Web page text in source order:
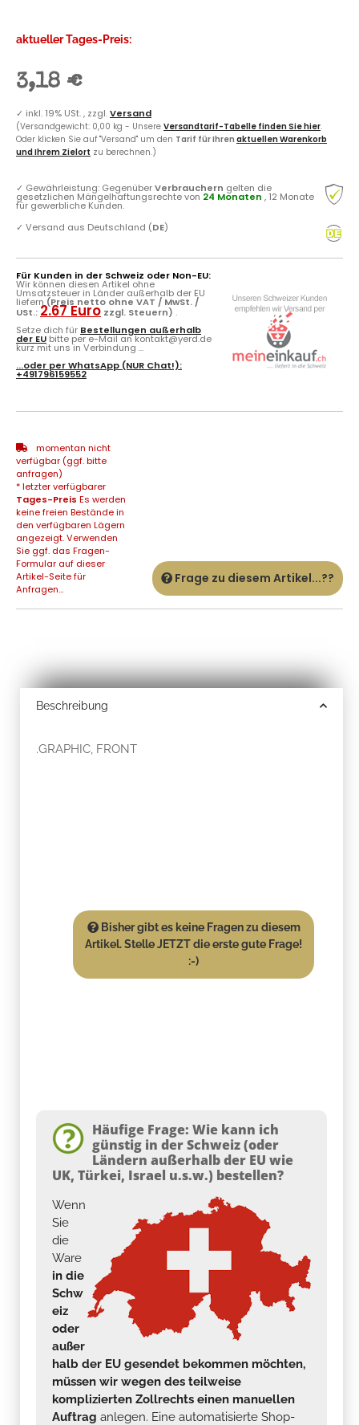
aktueller Tages-Preis:
3,18 €
✓ inkl. 19% USt. , zzgl.Versand
(Versandgewicht: 0,00 kg - Unsere Versandtarif-Tabelle finden Sie hier.
Oder klicken Sie auf "Versand" um den Tarif für Ihren aktuellen Warenkorb
und Ihrem Zielort zu berechnen.)
✓ Gewährleistung: GegenüberVerbrauchern gelten die
gesetzlichen Mängelhaftungsrechte von 24 Monaten , 12 Monate
für gewerbliche Kunden.
✓ Versand aus Deutschland (DE)
Für Kunden in der Schweiz oder Non-EU:
Wir können diesen Artikel ohne
Umsatzsteuer in Länder außerhalb der EU
liefern (Preis netto ohne VAT / MwSt. /
USt.: 2.67 Euro zzgl. Steuern) .
Setze dich für Bestellungen außerhalb
der EU bitte per e-Mail an kontakt@yerd.de
kurz mit uns in Verbindung ...
...oder perWhatsApp (NUR Chat!):
+491796159552
momentan nicht
verfügbar (ggf. bitte
anfragen)
* letzter verfügbarer
Tages-Preis Es werden
keine freien Bestände in
den verfügbaren Lägern
angezeigt. Verwenden
Sie ggf. das Fragen-
Formular auf dieser
Artikel-Seite für
Anfragen...
Frage zu diesem Artikel...??
Beschreibung
.GRAPHIC, FRONT
Bisher gibt es keine Fragen zu diesem
Artikel. Stelle JETZT die erste gute Frage!
:-)
Häufige Frage: Wie kann ich
günstig in der Schweiz (oder
Ländern außerhalb der EU wie
UK, Türkei, Israel u.s.w.) bestellen?
Wenn
Sie
die
Ware
in die
Schw
eiz
oder
außer
halb der EU gesendet bekommen möchten,
müssen wir wegen des teilweise
komplizierten Zollrechts einen manuellen
Auftrag anlegen. Eine automatisierte Shop-